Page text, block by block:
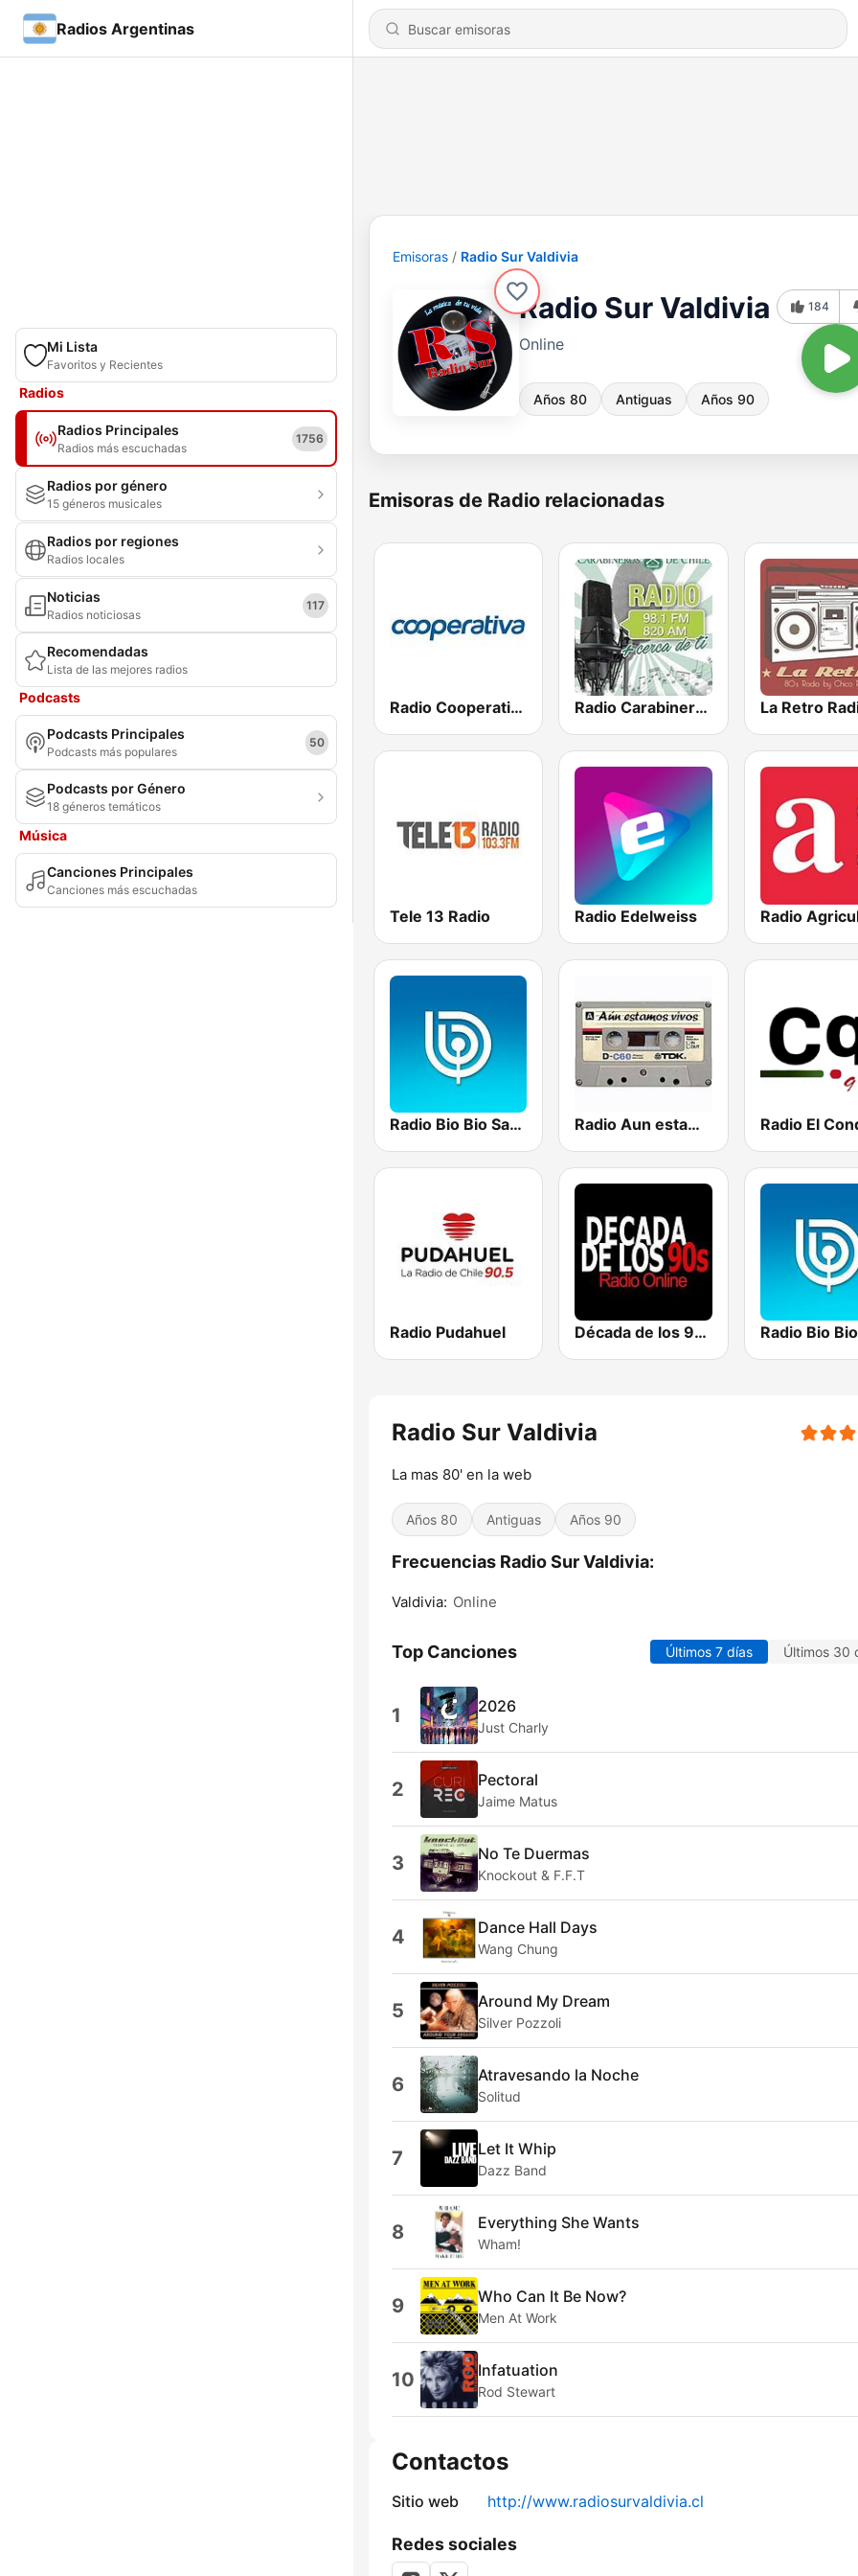
Radios Argentinas
Mi Lista
Favoritos y Recientes
Radios
Radios Principales
Radios más escuchadas
1756
Radios por género
15 géneros musicales
Radios por regiones
Radios locales
Noticias
Radios noticiosas
117
Recomendadas
Lista de las mejores radios
Podcasts
Podcasts Principales
Podcasts más populares
50
Podcasts por Género
18 géneros temáticos
Música
Canciones Principales
Canciones más escuchadas
Emisoras Radio Sur Valdivia
Radio Sur Valdivia
Online
Años 80 Antiguas Años 90
184
Emisoras de Radio relacionadas
Radio Cooperativa Radio Carabineros de Chile La Retro
Tele 13 Radio Radio Edelweiss Radio
Radio Bio Bio Santiago Radio Aun estamos vivos
Radio Pudahuel Década de los 90s
Radio Sur Valdivia
La mas 80' en la web
Años 80 Antiguas Años 90
Frecuencias Radio Sur Valdivia:
Valdivia: Online
Top Canciones Últimos 7 días Últimos 30
1 2026
Just Charly
2 Pectoral
Jaime Matus
3 No Te Duermas
Knockout & F.F.T
4 Dance Hall Days
Wang Chung
5 Around My Dream
Silver Pozzoli
6 Atravesando la Noche
Solitud
7 Let It Whip
Dazz Band
8 Everything She Wants
Wham!
9 Who Can It Be Now?
Men At Work
10 Infatuation
Rod Stewart
Contactos
Sitio web http://www.radiosurvaldivia.cl
Redes sociales